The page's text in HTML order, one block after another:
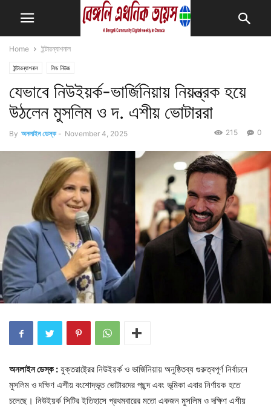
Home ইন্টারন্যাশনাল
ইন্টারন্যাশনাল লিড নিউজ
যেভাবে নিউইয়র্ক-ভার্জিনিয়ায় নিয়ন্ত্রক হয়ে
উঠলেন মুসলিম ও দ. এশীয় ভোটাররা
By অনলাইন ডেস্ক - November 4, 2025 0
215
অনলাইন ডেস্ক : যুক্তরাষ্ট্রের নিউইয়র্ক ও ভার্জিনিয়ায় অনুষ্ঠিতব্য গুরুত্বপূর্ণ নির্বাচনে
মুসলিম ও দক্ষিণ এশীয় বংশোদ্ভূত ভোটারদের পছন্দ এবং ভূমিকা এবার নির্ণায়ক হতে
চলেছে। নিউইয়র্ক সিটির ইতিহাসে প্রথমবারের মতো একজন মুসলিম ও দক্ষিণ এশীয়